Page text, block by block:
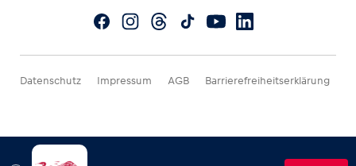
Datenschutz Impressum AGB Barrierefreiheitserklärung